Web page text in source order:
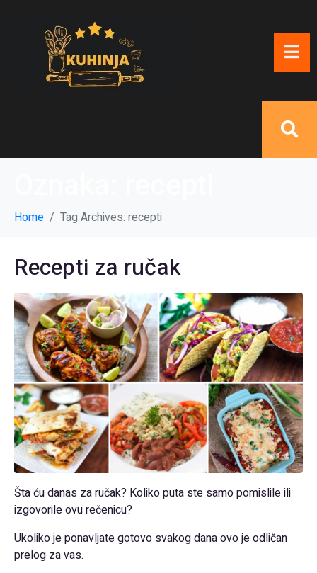
Home Tag Archives: recepti
Recepti za ručak
Šta ću danas za ručak? Koliko puta ste samo pomislile ili
izgovorile ovu rečenicu?
Ukoliko je ponavljate gotovo svakog dana ovo je odličan
prelog za vas.